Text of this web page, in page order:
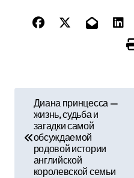
Диана принцесса —
жизнь, судьба и
загадки самой
обсуждаемой
родовой истории
английской
королевской семьи